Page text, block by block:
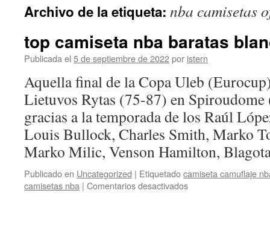
contenido
Archivo de la etiqueta: nba camisetas
top camiseta nba baratas
Publicada el 5 de septiembre de 2022por istern
Aquella final de la Copa Uleb
Lietuvos Rytas (75-87) en
gracias a la temporada de los Raúl
Louis Bullock, Charles Smith, Marko
Marko Milic, Venson Hamilton,
Publicado en Uncategorized | Etiquetadocamiseta camuflaje
camisetas nba | Comentarios desactivadosen